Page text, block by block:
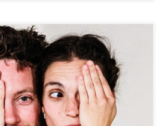
française en fête, la bibliothèque de
à « Cache-cache » du Théâtre de
mars à 15h. Dans ce moment de jeu
nous invitent à retrouver la joie de